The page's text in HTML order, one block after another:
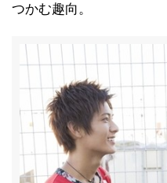
つかむ趣向。